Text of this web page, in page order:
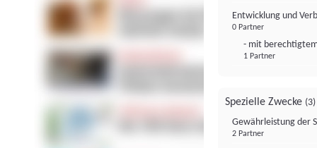
Entwicklung und
0 Partner
- mit
1 Partner
Spezielle Zwecke (3)
Gewährleistung der
2 Partner